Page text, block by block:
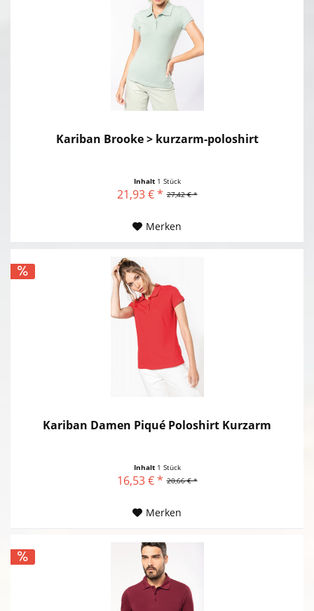
Kariban Brooke > kurzarm-poloshirt
Inhalt 1 Stück
27,42 € *
21,93 € *
Merken
Kariban Damen Piqué Poloshirt Kurzarm
Inhalt 1 Stück
20,66 € *
16,53 € *
Merken